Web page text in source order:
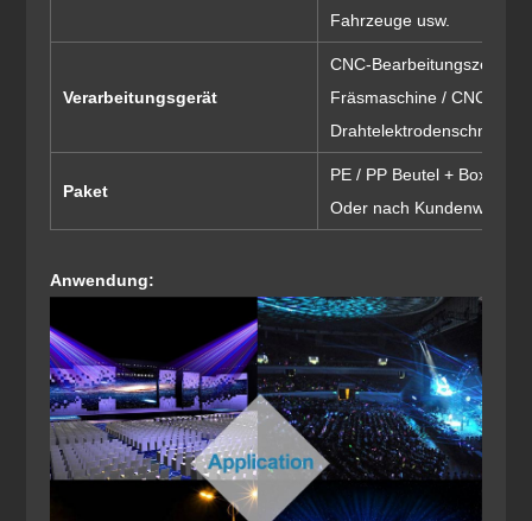
Fahrzeuge usw.
Verarbeitungsgerät
CNC-
Fräsmaschine / CNC-
Drahtelektrodenschneider
Paket
PE / PP Beutel + Box
Oder nach Kundenwunsch
Anwendung: